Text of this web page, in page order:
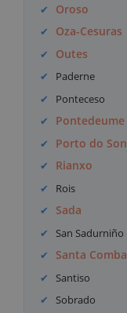
Oroso
Oza-Cesuras
Outes
Paderne
Ponteceso
Pontedeume
Porto do Son
Rianxo
Rois
Sada
San Sadurniño
Santa Comba
Santiso
Sobrado